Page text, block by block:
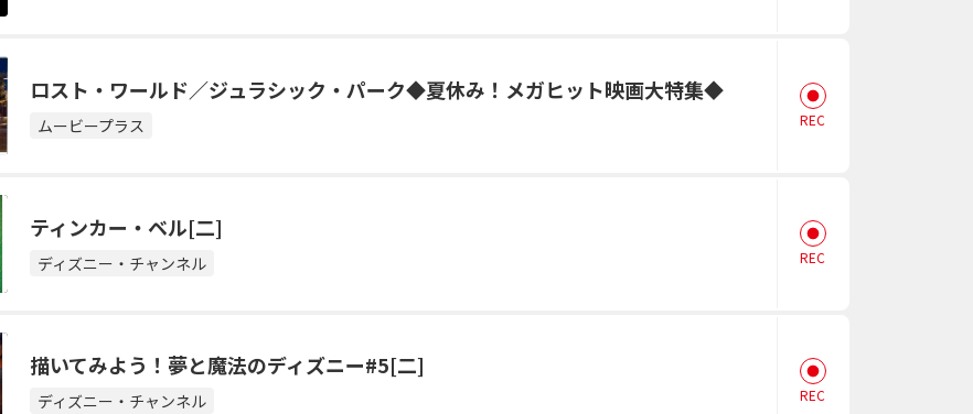
J:COMチャンネル
ロスト・ワールド／ジュラシック・パーク◆夏休み！メガヒット映画大特集◆
ムービープラス REC
ティンカー・ベル[二]
ディズニー・チャンネル REC
描いてみよう！夢と魔法のディズニー#5[二]
ディズニー・チャンネル REC